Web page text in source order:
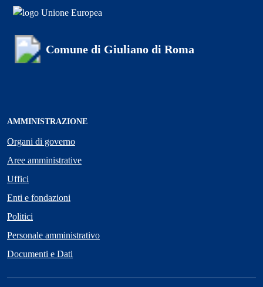
Comune di Giuliano di Roma
AMMINISTRAZIONE
Organi di governo
Aree amministrative
Uffici
Enti e fondazioni
Politici
Personale amministrativo
Documenti e Dati